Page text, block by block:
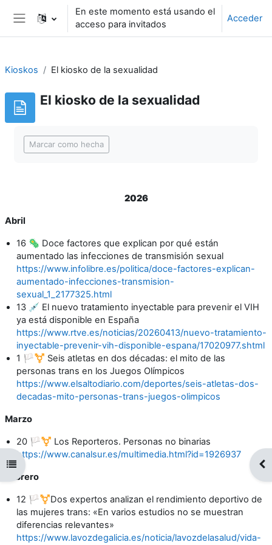
Salta al contenido principal
Panel lateral
En este momento está usando el
acceso para invitados
Acceder
Abrir índice del curso
Kioskos El kiosko de la sexualidad
El kiosko de la sexualidad
Marcar como hecha
2026
Abril
16 🦠 Doce factores que explican por qué están
aumentado las infecciones de transmisión sexual
https://www.infolibre.es/politica/doce-factores-explican-
aumentado-infecciones-transmision-
sexual_1_2177325.html
13 💉 El nuevo tratamiento inyectable para prevenir el VIH
ya está disponible en España
https://www.rtve.es/noticias/20260413/nuevo-tratamiento-
inyectable-prevenir-vih-disponible-espana/17020977.shtml
1 🏳️‍⚧️ Seis atletas en dos décadas: el mito de las
personas trans en los Juegos Olímpicos
https://www.elsaltodiario.com/deportes/seis-atletas-dos-
decadas-mito-personas-trans-juegos-olimpicos
Marzo
20 🏳️‍⚧️ Los Reporteros. Personas no binarias
https://www.canalsur.es/multimedia.html?id=1926937
Febrero
12 🏳️‍⚧️Dos expertos analizan el rendimiento deportivo de
las mujeres trans: «En varios estudios no se muestran
diferencias relevantes»
https://www.lavozdegalicia.es/noticia/lavozdelasalud/vida-